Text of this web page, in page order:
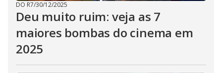
DO R7/30/12/2025
Deu muito ruim: veja as 7
maiores bombas do cinema em
2025